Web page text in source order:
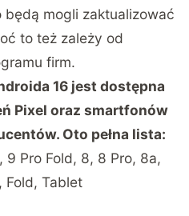
będą mogli zaktualizować
to też zależy od
firm.
16 jest dostępna
Pixel oraz smartfonów
Oto pełna lista:
9 Pro Fold, 8, 8 Pro, 8a,
Fold, Tablet